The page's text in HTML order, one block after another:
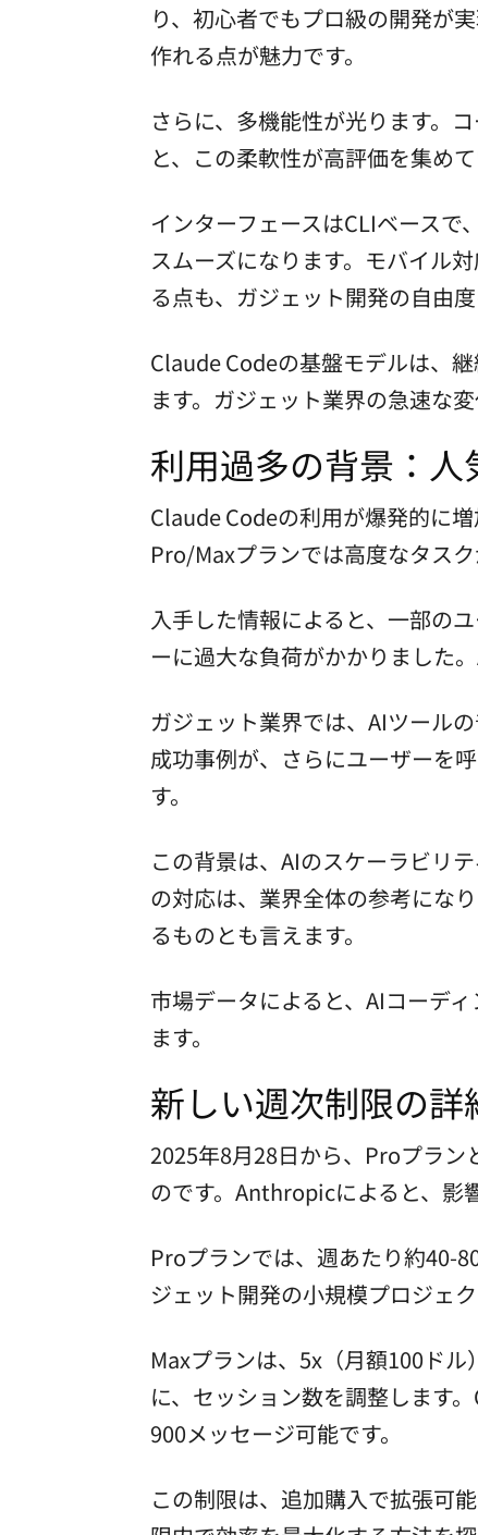
り、初心者でもプロ級の開発が
作れる点が魅力です。
さらに、多機能性が光ります。
と、この柔軟性が高評価を集め
インターフェースはCLIベースで
スムーズになります。モバイル
る点も、ガジェット開発の自由
Claude Codeの基盤モデルは、
ます。ガジェット業界の急速な
利用過多の背景：
Claude Codeの利用が爆発的に
Pro/Maxプランでは高度なタス
入手した情報によると、一部の
ーに過大な負荷がかかりました
ガジェット業界では、AIツール
成功事例が、さらにユーザーを
す。
この背景は、AIのスケーラビリ
の対応は、業界全体の参考にな
るものとも言えます。
市場データによると、AIコーデ
ます。
新しい週次制限の
2025年8月28日から、Proプラン
のです。Anthropicによると、影
Proプランでは、週あたり約40-
ジェット開発の小規模プロジェ
Maxプランは、5x（月額100ド
に、セッション数を調整します
900メッセージ可能です。
この制限は、追加購入で拡張可